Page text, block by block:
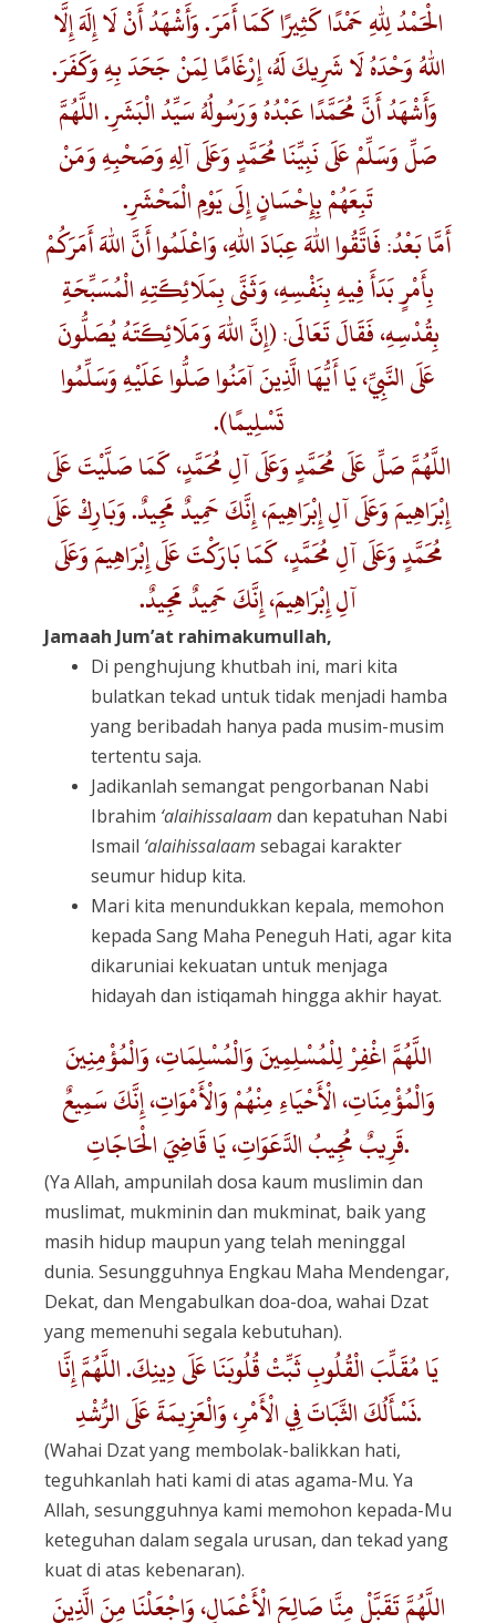
الْحَمْدُ لِلهِ حَمْدًا كَثِيرًا كَمَا أَمَرَ. وَأَشْهَدُ أَنْ لَا إِلَهَ إِلَّا
اللهُ وَحْدَهُ لَا شَرِيكَ لَهُ، إِرْغَامًا لِمَنْ جَحَدَ بِهِ وَكَفَرَ.
وَأَشْهَدُ أَنَّ مُحَمَّدًا عَبْدُهُ وَرَسُولُهُ سَيِّدُ الْبَشَرِ. اللَّهُمَّ
صَلِّ وَسَلِّمْ عَلَى نَبِيِّنَا مُحَمَّدٍ وَعَلَى آلِهِ وَصَحْبِهِ وَمَنْ
تَبِعَهُمْ بِإِحْسَانٍ إِلَى يَوْمِ الْمَحْشَرِ.
أَمَّا بَعْدُ: فَاتَّقُوا اللهَ عِبَادَ اللهِ، وَاعْلَمُوا أَنَّ اللهَ أَمَرَكُمْ
بِأَمْرٍ بَدَأَ فِيهِ بِنَفْسِهِ، وَثَنَّى بِمَلَائِكَتِهِ الْمُسَبِّحَةِ
بِقُدْسِهِ، فَقَالَ تَعَالَى: (إِنَّ اللهَ وَمَلَائِكَتَهُ يُصَلُّونَ
عَلَى النَّبِيِّ، يَا أَيُّهَا الَّذِينَ آمَنُوا صَلُّوا عَلَيْهِ وَسَلِّمُوا
تَسْلِيمًا).
اللَّهُمَّ صَلِّ عَلَى مُحَمَّدٍ وَعَلَى آلِ مُحَمَّدٍ، كَمَا صَلَّيْتَ عَلَى
إِبْرَاهِيمَ وَعَلَى آلِ إِبْرَاهِيمَ، إِنَّكَ حَمِيدٌ مَجِيدٌ. وَبَارِكْ عَلَى
مُحَمَّدٍ وَعَلَى آلِ مُحَمَّدٍ، كَمَا بَارَكْتَ عَلَى إِبْرَاهِيمَ وَعَلَى
آلِ إِبْرَاهِيمَ، إِنَّكَ حَمِيدٌ مَجِيدٌ.
Jamaah Jum’at rahimakumullah,
Di penghujung khutbah ini, mari kita
bulatkan tekad untuk tidak menjadi hamba
yang beribadah hanya pada musim-musim
tertentu saja.
Jadikanlah semangat pengorbanan Nabi
Ibrahim ‘alaihissalaam dan kepatuhan Nabi
Ismail ‘alaihissalaam sebagai karakter
seumur hidup kita.
Mari kita menundukkan kepala, memohon
kepada Sang Maha Peneguh Hati, agar kita
dikaruniai kekuatan untuk menjaga
hidayah dan istiqamah hingga akhir hayat.
اللَّهُمَّ اغْفِرْ لِلْمُسْلِمِينَ وَالْمُسْلِمَاتِ، وَالْمُؤْمِنِينَ
وَالْمُؤْمِنَاتِ، الْأَحْيَاءِ مِنْهُمْ وَالْأَمْوَاتِ، إِنَّكَ سَمِيعٌ
قَرِيبٌ مُجِيبُ الدَّعَوَاتِ، يَا قَاضِيَ الْحَاجَاتِ.
(Ya Allah, ampunilah dosa kaum muslimin dan
muslimat, mukminin dan mukminat, baik yang
masih hidup maupun yang telah meninggal
dunia. Sesungguhnya Engkau Maha Mendengar,
Dekat, dan Mengabulkan doa-doa, wahai Dzat
yang memenuhi segala kebutuhan).
يَا مُقَلِّبَ الْقُلُوبِ ثَبِّتْ قُلُوبَنَا عَلَى دِينِكَ. اللَّهُمَّ إِنَّا
نَسْأَلُكَ الثَّبَاتَ فِي الْأَمْرِ، وَالْعَزِيمَةَ عَلَى الرُّشْدِ.
(Wahai Dzat yang membolak-balikkan hati,
teguhkanlah hati kami di atas agama-Mu. Ya
Allah, sesungguhnya kami memohon kepada-Mu
keteguhan dalam segala urusan, dan tekad yang
kuat di atas kebenaran).
اللَّهُمَّ تَقَبَّلْ مِنَّا صَالِحَ الْأَعْمَالِ، وَاجْعَلْنَا مِنَ الَّذِينَ